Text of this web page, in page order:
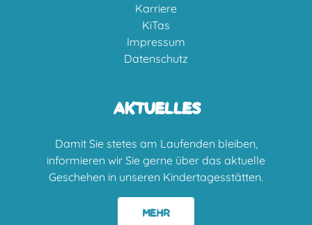
Karriere
KiTas
Impressum
Datenschutz
AKTUELLES
Damit Sie stetes am Laufenden bleiben,
informieren wir Sie gerne über das aktuelle
Geschehen in unseren Kindertagesstätten.
MEHR